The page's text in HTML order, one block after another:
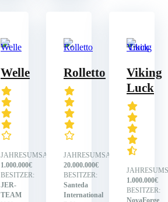
Welle
JAHRESUMSATZ:
1.000.000€
BESITZER:
JER-
TEAM
Rolletto
JAHRESUMSATZ:
20.000.000€
BESITZER:
Santeda
International
Viking
Luck
1.000.000€
BESITZER:
NovaForge